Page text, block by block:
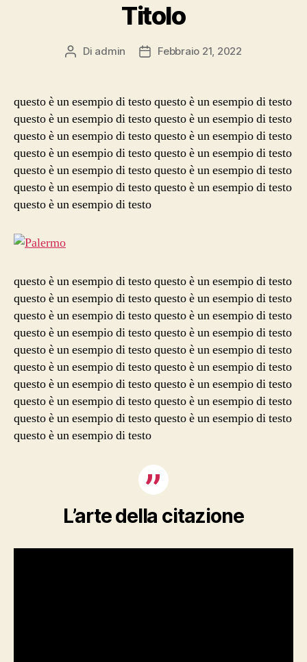
Titolo
Autore
Di admin
DataFebbraio 21, 2022
questo è un esempio di testo questo è un esempio di testo
questo è un esempio di testo questo è un esempio di testo
questo è un esempio di testo questo è un esempio di testo
questo è un esempio di testo questo è un esempio di testo
questo è un esempio di testo questo è un esempio di testo
questo è un esempio di testo questo è un esempio di testo
questo è un esempio di testo
questo è un esempio di testo questo è un esempio di testo
questo è un esempio di testo questo è un esempio di testo
questo è un esempio di testo questo è un esempio di testo
questo è un esempio di testo questo è un esempio di testo
questo è un esempio di testo questo è un esempio di testo
questo è un esempio di testo questo è un esempio di testo
questo è un esempio di testo questo è un esempio di testo
questo è un esempio di testo questo è un esempio di testo
questo è un esempio di testo questo è un esempio di testo
questo è un esempio di testo
L’arte della citazione